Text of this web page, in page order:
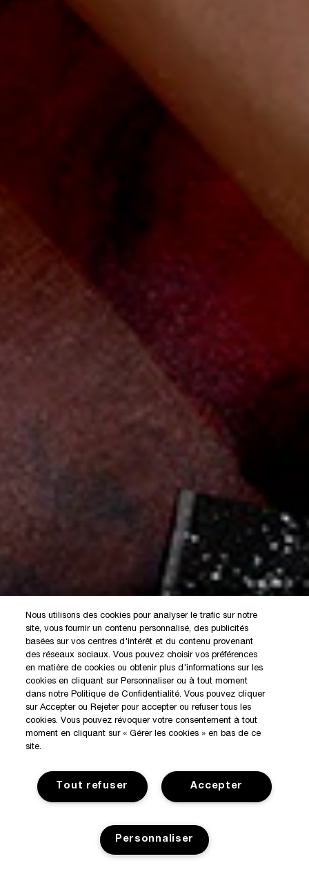
Nous utilisons des cookies pour analyser le trafic sur notre
site, vous fournir un contenu personnalisé, des publicités
basées sur vos centres d'intérêt et du contenu provenant
des réseaux sociaux. Vous pouvez choisir vos préférences
en matière de cookies ou obtenir plus d'informations sur les
cookies en cliquant sur Personnaliser ou à tout moment
dans notre Politique de Confidentialité. Vous pouvez cliquer
sur Accepter ou Rejeter pour accepter ou refuser tous les
cookies. Vous pouvez révoquer votre consentement à tout
moment en cliquant sur « Gérer les cookies » en bas de ce
site.
Accepter
Tout refuser
Personnaliser